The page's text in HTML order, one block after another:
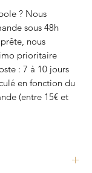
? Nous
sous 48h
nous
prioritaire
: 7 à 10 jours
en fonction du
(entre 15€ et